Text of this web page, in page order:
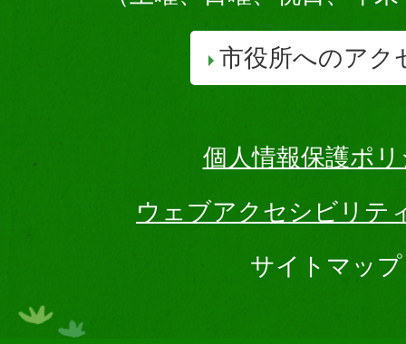
市役所へのアク
個人情報保護ポ
ウェブアクセシビリテ
サイトマップ